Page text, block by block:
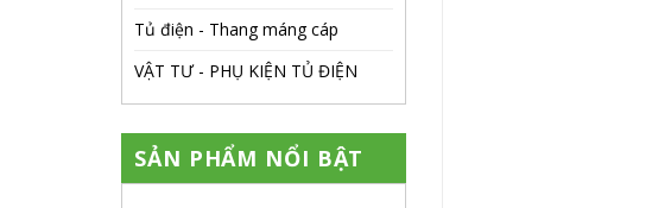
Tủ điện - Thang máng cáp
VẬT TƯ - PHỤ KIỆN TỦ ĐIỆN
SẢN PHẨM NỔI BẬT